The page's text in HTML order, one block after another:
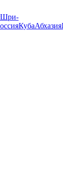
Шри-
КубаАбхазия